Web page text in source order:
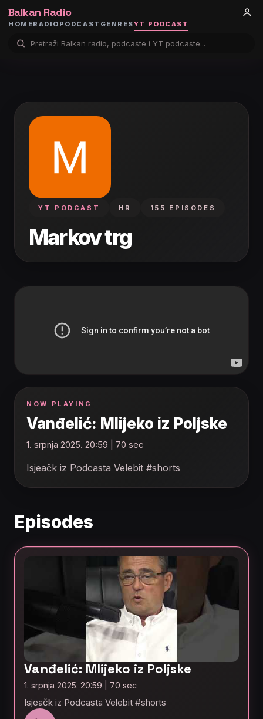
Balkan Radio
HOMERADIO PODCAST GENRESYT PODCAST
YT PODCAST HR 155 EPISODES
Markov trg
NOW PLAYING
Vanđelić: Mlijeko iz Poljske
1. srpnja 2025. 20:59 | 70 sec
Isjeačk iz Podcasta Velebit #shorts
Episodes
Vanđelić: Mlijeko iz Poljske
1. srpnja 2025. 20:59 | 70 sec
Isjeačk iz Podcasta Velebit #shorts